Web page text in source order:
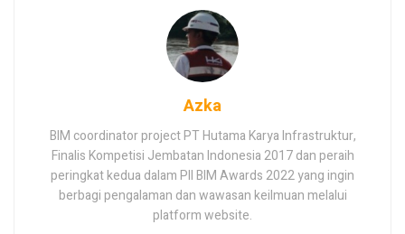
Azka
BIM coordinator project PT Hutama Karya Infrastruktur,
Finalis Kompetisi Jembatan Indonesia 2017 dan peraih
peringkat kedua dalam PII BIM Awards 2022 yang ingin
berbagi pengalaman dan wawasan keilmuan melalui
platform website.